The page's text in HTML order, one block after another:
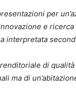
per
e
interpretata
di
ma di